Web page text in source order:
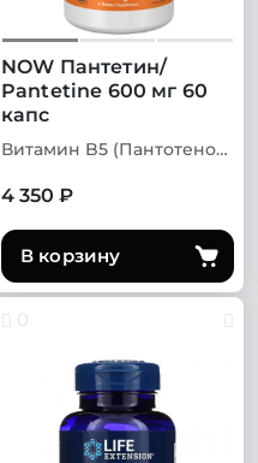
NOW Пантетин/
Pantetine 600 мг 60
капс
Витамин B5 (Пантотеновая кислота)
4 350 ₽
В корзину
0